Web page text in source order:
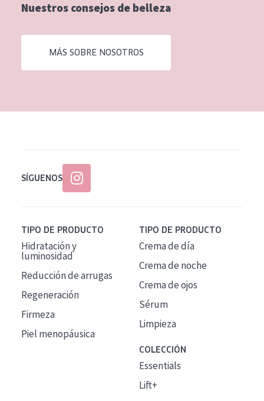
Piel madura
Piel expuesta al sol
Piel menopáusica
Todas las edades
Nuestros consejos de belleza
MÁS SOBRE NOSOTROS
SÍGUENOS
TIPO DE PRODUCTO
Hidratación y
luminosidad
Reducción de arrugas
Regeneración
Firmeza
Piel menopáusica
TIPO DE PRODUCTO
Crema de día
Crema de noche
Crema de ojos
Sérum
Limpieza
COLECCIÓN
Essentials
Lift+